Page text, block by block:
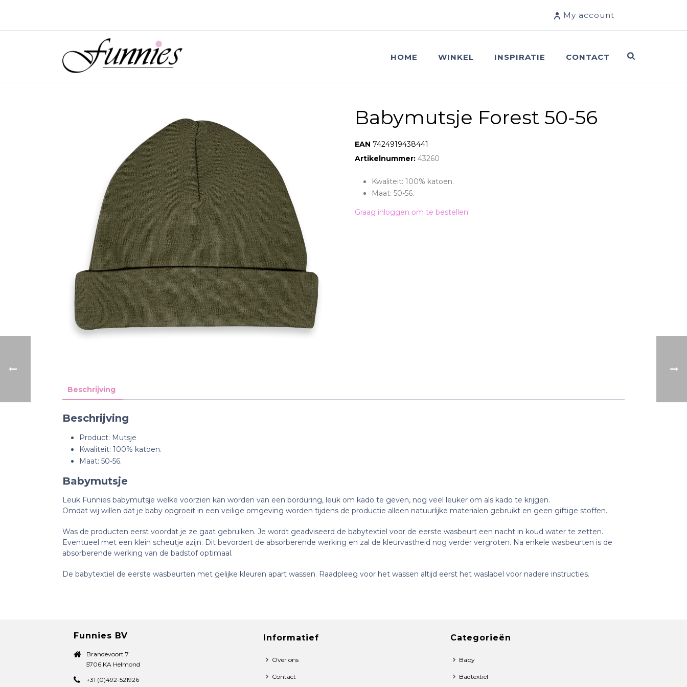
My account
HOME WINKEL INSPIRATIE CONTACT
Babymutsje Forest 50-56
EAN: 7424919438441
Artikelnummer: 43260
Kwaliteit: 100% katoen.
Maat: 50-56.
Graag inloggen om te bestellen!
Beschrijving
Beschrijving
Product: Mutsje
Kwaliteit: 100% katoen.
Maat: 50-56.
Babymutsje
Leuk Funnies babymutsje welke voorzien kan worden van een borduring, leuk om kado te geven, nog veel leuker om als kado te krijgen.
Omdat wij willen dat je baby opgroeit in een veilige omgeving worden tijdens de productie alleen natuurlijke materialen gebruikt en geen giftige stoffen.
Was de producten eerst voordat je ze gaat gebruiken. Je wordt geadviseerd de babytextiel voor de eerste wasbeurt een nacht in koud water te zetten.
Eventueel met een klein scheutje azijn. Dit bevordert de absorberende werking en zal de kleurvastheid nog verder vergroten. Na enkele wasbeurten is de
absorberende werking van de badstof optimaal.
De babytextiel de eerste wasbeurten met gelijke kleuren apart wassen. Raadpleeg voor het wassen altijd eerst het waslabel voor nadere instructies.
Funnies BV
Brandevoort 7
5706 KA Helmond
+31 (0)492-521926
Informatief
Over ons
Contact
Categorieën
Baby
Badtextiel